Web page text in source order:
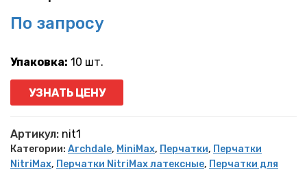
По запросу
Упаковка: 10 шт.
УЗНАТЬ ЦЕНУ
Артикул: nit1
Категории: Archdale, MiniMax, Перчатки, Перчатки
NitriMax, Перчатки NitriMax латексные, Перчатки для